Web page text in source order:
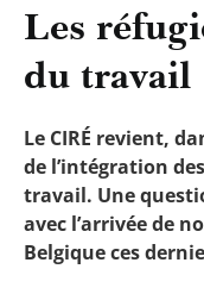
Les
du travail
Le CIRÉ revient,
de l’intégration
travail. Une
avec l’arrivée de
Belgique ces